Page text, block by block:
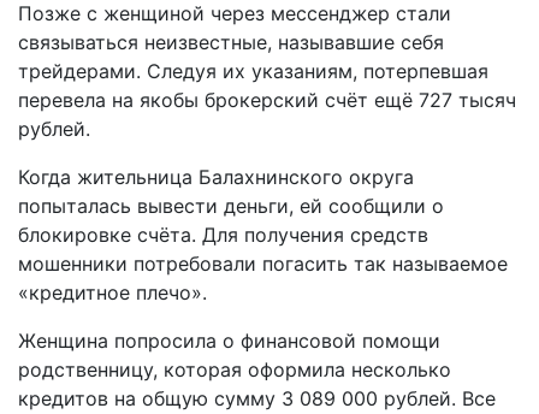
Позже с женщиной через мессенджер стали
связываться неизвестные, называвшие себя
трейдерами. Следуя их указаниям, потерпевшая
перевела на якобы брокерский счёт ещё 727 тысяч
рублей.
Когда жительница Балахнинского округа
попыталась вывести деньги, ей сообщили о
блокировке счёта. Для получения средств
мошенники потребовали погасить так называемое
«кредитное плечо».
Женщина попросила о финансовой помощи
родственницу, которая оформила несколько
кредитов на общую сумму 3 089 000 рублей. Все